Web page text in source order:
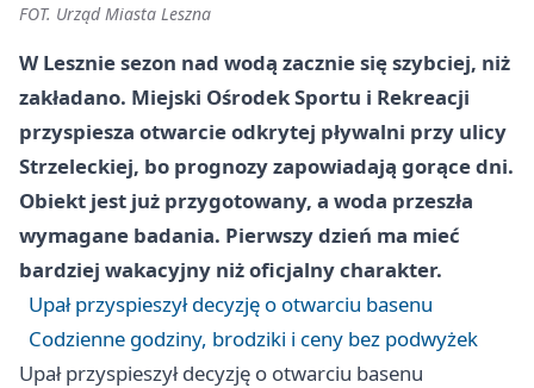
FOT. Urząd Miasta Leszna
W Lesznie sezon nad wodą zacznie się szybciej, niż
zakładano. Miejski Ośrodek Sportu i Rekreacji
przyspiesza otwarcie odkrytej pływalni przy ulicy
Strzeleckiej, bo prognozy zapowiadają gorące dni.
Obiekt jest już przygotowany, a woda przeszła
wymagane badania. Pierwszy dzień ma mieć
bardziej wakacyjny niż oficjalny charakter.
Upał przyspieszył decyzję o otwarciu basenu
Codzienne godziny, brodziki i ceny bez podwyżek
Upał przyspieszył decyzję o otwarciu basenu